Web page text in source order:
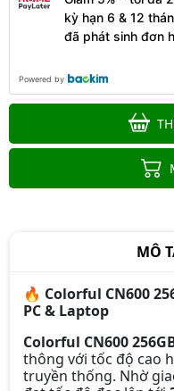
kỳ hạn 6 & 12
đã phát sinh đơn
Powered by
MÔ
🔥 Colorful CN600
PC & Laptop
Colorful CN600
thông với tốc độ cao
truyền thống. Nhờ Ổ